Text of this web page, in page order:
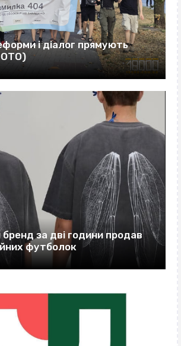
і діалог прямують
за дві години продав
футболок